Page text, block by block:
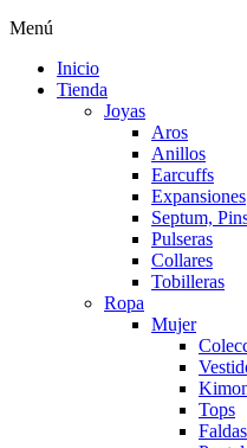
Menú
Inicio
Tienda
Joyas
Aros
Anillos
Earcuffs
Expansiones
Septum,
Pulseras
Collares
Tobilleras
Ropa
Mujer
Tops
Faldas